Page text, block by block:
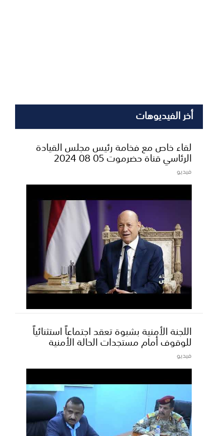
أخر الفيديوهات
لقاء خاص مع فخامة رئيس مجلس القيادة
الرئاسي قناة حضرموت 05 08 2024
فيديو
اللجنة الأمنية بشبوة تعقد اجتماعاً استثنائياً
للوقوف أمام مستجدات الحالة الأمنية
فيديو